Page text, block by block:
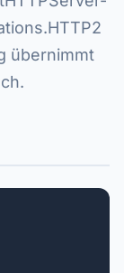
übernimmt